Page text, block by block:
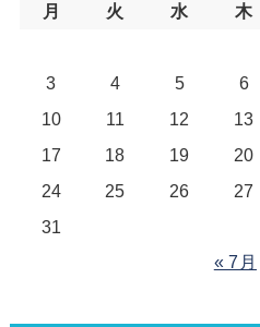
月
火 水 木
3
4 5 6
10
11 12 13
17
18 19 20
24
25 26 27
31
« 7月